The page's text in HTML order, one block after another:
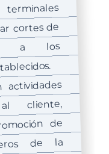
cortes de
a los
cliente,
de
de la